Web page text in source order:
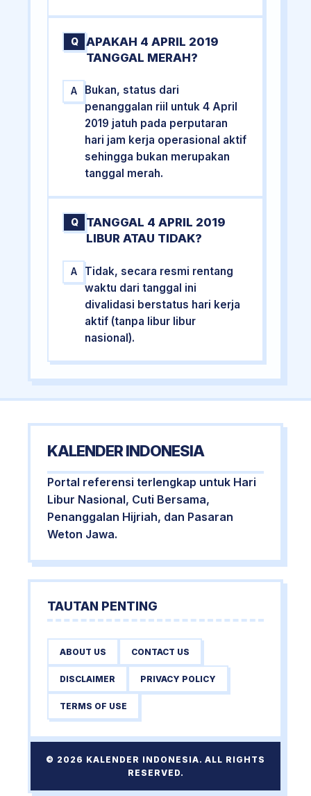
Q
APAKAH 4 APRIL 2019
TANGGAL MERAH?
A
Bukan, status dari
penanggalan riil untuk 4 April
2019 jatuh pada perputaran
hari jam kerja operasional aktif
sehingga bukan merupakan
tanggal merah.
Q
TANGGAL 4 APRIL 2019
LIBUR ATAU TIDAK?
A
Tidak, secara resmi rentang
waktu dari tanggal ini
divalidasi berstatus hari kerja
aktif (tanpa libur libur
nasional).
KALENDER INDONESIA
Portal referensi terlengkap untuk Hari
Libur Nasional, Cuti Bersama,
Penanggalan Hijriah, dan Pasaran
Weton Jawa.
TAUTAN PENTING
ABOUT US CONTACT US
DISCLAIMER PRIVACY POLICY
TERMS OF USE
© 2026 KALENDER INDONESIA. ALL RIGHTS
RESERVED.